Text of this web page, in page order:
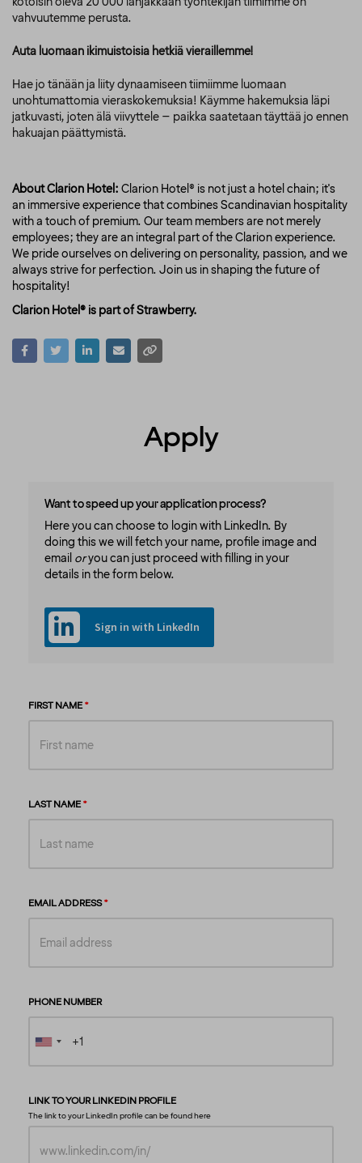
vahvuutemme perusta.
Auta luomaan ikimuistoisia hetkiä vieraillemme!
Hae jo tänään ja liity dynaamiseen tiimiimme luomaan
unohtumattomia vieraskokemuksia! Käymme hakemuksia läpi
jatkuvasti, joten älä viivyttele – paikka saatetaan täyttää jo ennen
hakuajan päättymistä.
About Clarion Hotel: Clarion Hotel® is not just a hotel chain; it's
an immersive experience that combines Scandinavian hospitality
with a touch of premium. Our team members are not merely
employees; they are an integral part of the Clarion experience.
We pride ourselves on delivering on personality, passion, and we
always strive for perfection. Join us in shaping the future of
hospitality!
Clarion Hotel® is part of Strawberry.
Apply
Want to speed up your application process?
Here you can choose to login with LinkedIn. By
doing this we will fetch your name, profile image and
email oryou can just proceed with filling in your
details in the form below.
Sign in with LinkedIn
FIRST NAME
LAST NAME
EMAIL ADDRESS
PHONE NUMBER
LINK TO YOUR LINKEDIN PROFILE
The link to your LinkedIn profile can be foundhere